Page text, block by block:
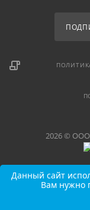
2026 ©
Данный сайт
Вам нужно